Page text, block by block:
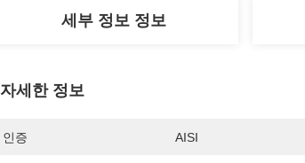
세부 정보 정보
자세한 정보
인증 AISI